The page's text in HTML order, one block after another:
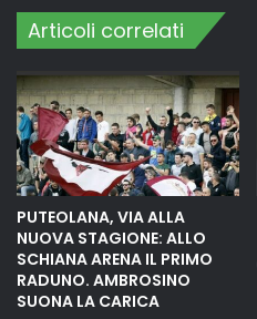
Articoli correlati
PUTEOLANA, VIA ALLA
NUOVA STAGIONE: ALLO
SCHIANA ARENA IL PRIMO
RADUNO. AMBROSINO
SUONA LA CARICA